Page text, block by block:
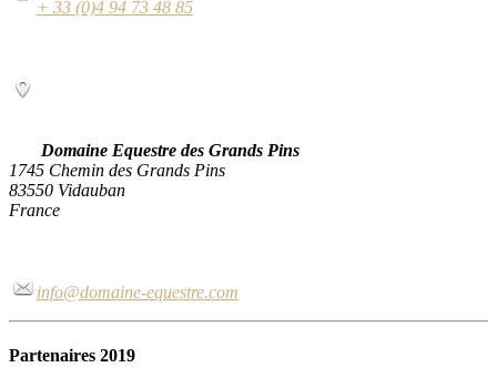
+ 33 (0)4 94 73 48 85
Domaine Equestre des Grands Pins
1745 Chemin des Grands Pins
83550 Vidauban
France
info@domaine-equestre.com
Partenaires 2019